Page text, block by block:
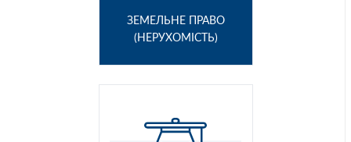
ЗЕМЕЛЬНЕ ПРАВО
(НЕРУХОМІСТЬ)